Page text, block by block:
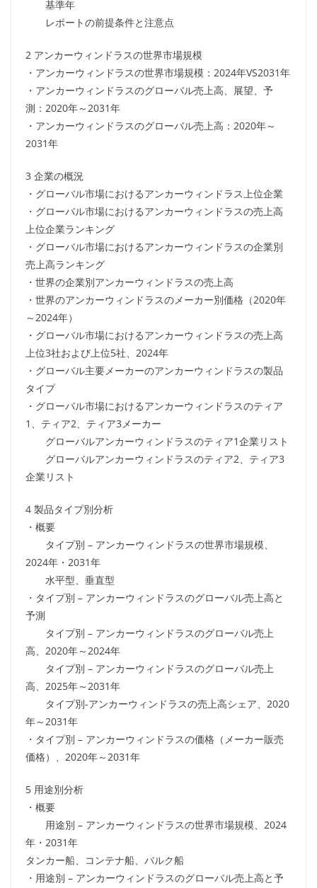
基準年
レポートの前提条件と注意点
2 アンカーウィンドラスの世界市場規模
・アンカーウィンドラスの世界市場規模：2024年VS2031年
・アンカーウィンドラスのグローバル売上高、展望、予
測：2020年～2031年
・アンカーウィンドラスのグローバル売上高：2020年～
2031年
3 企業の概況
・グローバル市場におけるアンカーウィンドラス上位企業
・グローバル市場におけるアンカーウィンドラスの売上高
上位企業ランキング
・グローバル市場におけるアンカーウィンドラスの企業別
売上高ランキング
・世界の企業別アンカーウィンドラスの売上高
・世界のアンカーウィンドラスのメーカー別価格（2020年
～2024年）
・グローバル市場におけるアンカーウィンドラスの売上高
上位3社および上位5社、2024年
・グローバル主要メーカーのアンカーウィンドラスの製品
タイプ
・グローバル市場におけるアンカーウィンドラスのティア
1、ティア2、ティア3メーカー
グローバルアンカーウィンドラスのティア1企業リスト
グローバルアンカーウィンドラスのティア2、ティア3
企業リスト
4 製品タイプ別分析
・概要
タイプ別 – アンカーウィンドラスの世界市場規模、
2024年・2031年
水平型、垂直型
・タイプ別 – アンカーウィンドラスのグローバル売上高と
予測
タイプ別 – アンカーウィンドラスのグローバル売上
高、2020年～2024年
タイプ別 – アンカーウィンドラスのグローバル売上
高、2025年～2031年
タイプ別-アンカーウィンドラスの売上高シェア、2020
年～2031年
・タイプ別 – アンカーウィンドラスの価格（メーカー販売
価格）、2020年～2031年
5 用途別分析
・概要
用途別 – アンカーウィンドラスの世界市場規模、2024
年・2031年
タンカー船、コンテナ船、バルク船
・用途別 – アンカーウィンドラスのグローバル売上高と予